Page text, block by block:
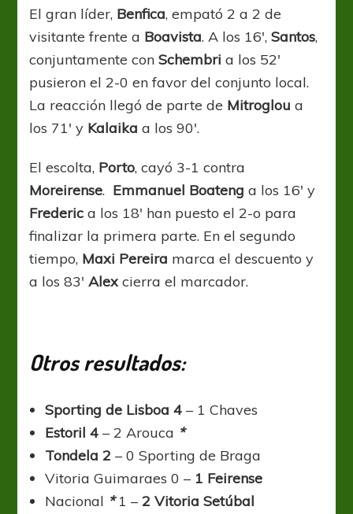
El gran líder, Benfica, empató 2 a 2 de
visitante frente a Boavista. A los 16′,Santos,
conjuntamente conSchembri a los 52′
pusieron el 2-0 en favor del conjunto local.
La reacción llegó de parte de Mitroglou a
los 71′ y Kalaika a los 90′.
El escolta, Porto, cayó 3-1 contra
Moreirense. Emmanuel Boateng a los 16′ y
Frederic a los 18′ han puesto el 2-o para
finalizar la primera parte. En el segundo
tiempo, Maxi Pereira marca el descuento y
a los 83′Alexcierra el marcador.
Otros resultados:
Sporting de Lisboa 4 – 1 Chaves
Estoril 4 – 2 Arouca *
Tondela 2 – 0 Sporting de Braga
Vitoria Guimaraes 0 – 1 Feirense
Nacional *1 –2 Vitoria Setúbal